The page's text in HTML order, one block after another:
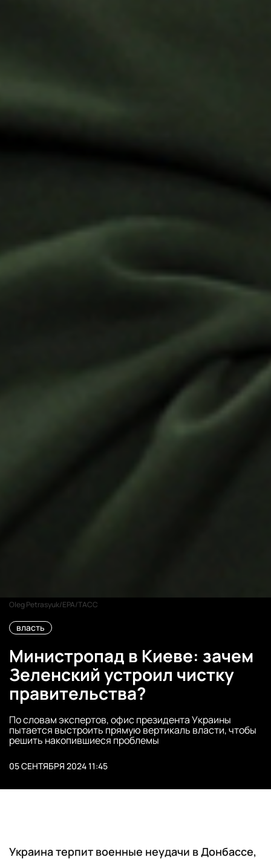
Oleg Petrasyuk/EPA/ТАСС
власть
Министропад в Киеве: зачем
Зеленский устроил чистку
правительства?
По словам экспертов, офис президента Украины
пытается выстроить прямую вертикаль власти, чтобы
решить накопившиеся проблемы
05 СЕНТЯБРЯ 2024 11:45
Украина терпит военные неудачи в Донбассе,